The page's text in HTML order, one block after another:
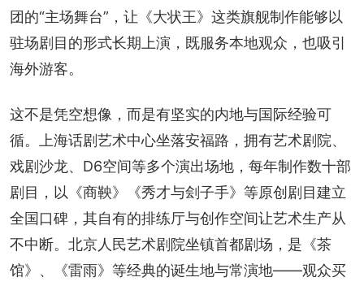
团的“主场舞台”，让《大状王》这类旗舰制作能够以
驻场剧目的形式长期上演，既服务本地观众，也吸引
海外游客。
这不是凭空想像，而是有坚实的内地与国际经验可
循。上海话剧艺术中心坐落安福路，拥有艺术剧院、
戏剧沙龙、D6空间等多个演出场地，每年制作数十部
剧目，以《商鞅》《秀才与刽子手》等原创剧目建立
全国口碑，其自有的排练厅与创作空间让艺术生产从
不中断。北京人民艺术剧院坐镇首都剧场，是《茶
馆》、《雷雨》等经典的诞生地与常演地——观众买